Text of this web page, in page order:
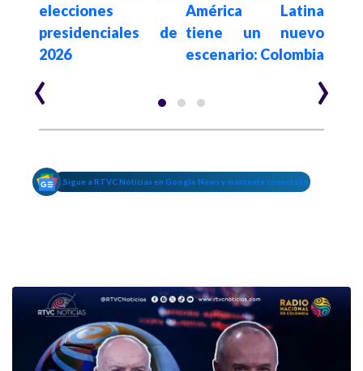
elecciones
presidenciales de
2026
América Latina
tiene un nuevo
escenario: Colombia
‹ ›
Sigue a RTVC Noticias en Google News y mantente conectado